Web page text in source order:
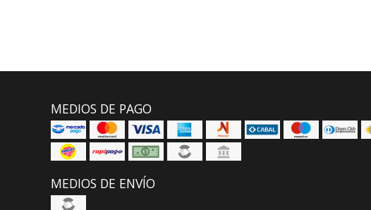
MEDIOS DE PAGO
MEDIOS DE ENVÍO